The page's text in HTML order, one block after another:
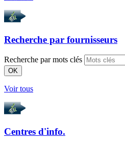
Recherche par fournisseurs
Recherche par mots clés
OK
Voir tous
Centres d'info.